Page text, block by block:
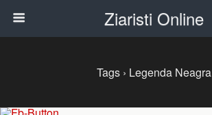
Ziaristi Online
Tags › Legenda Neagra